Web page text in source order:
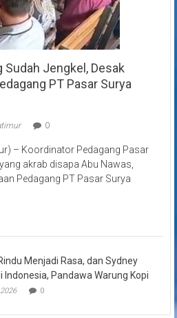
Sudah Jengkel, Desak
PT Pasar Surya
0
– Koordinator Pedagang Pasar
akrab disapa Abu Nawas,
Pedagang PT Pasar Surya
Menjadi Rasa, dan Sydney
Indonesia, Pandawa Warung Kopi
0